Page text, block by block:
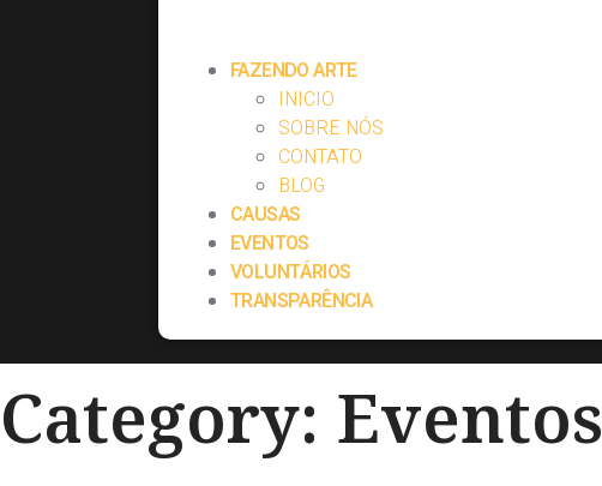
FAZENDO ARTE
INICIO
SOBRE NÓS
CONTATO
BLOG
CAUSAS
EVENTOS
VOLUNTÁRIOS
TRANSPARÊNCIA
Category: Eventos